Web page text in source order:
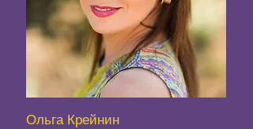
Ольга Крейнин